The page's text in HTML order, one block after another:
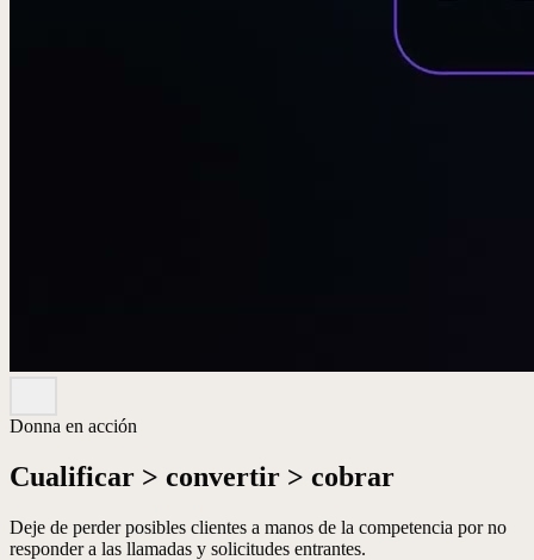
Donna en acción
Cualificar > convertir > cobrar
Deje de perder posibles clientes a manos de la competencia por no
responder a las llamadas y solicitudes entrantes.